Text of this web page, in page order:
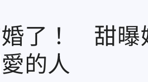
婚了！ 甜曝
的人